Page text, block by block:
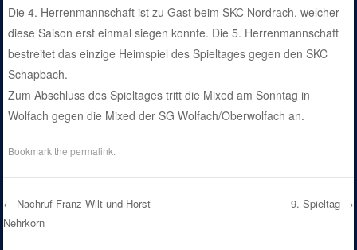
Die 4. Herrenmannschaft ist zu Gast beim SKC Nordrach, welcher
diese Saison erst einmal siegen konnte. Die 5. Herrenmannschaft
bestreitet das einzige Heimspiel des Spieltages gegen den SKC
Schapbach.
Zum Abschluss des Spieltages tritt die Mixed am Sonntag in
Wolfach gegen die Mixed der SG Wolfach/Oberwolfach an.
Bookmark thepermalink
Post navigation
← Nachruf Franz Wilt und Horst
Nehrkorn
9. Spieltag →